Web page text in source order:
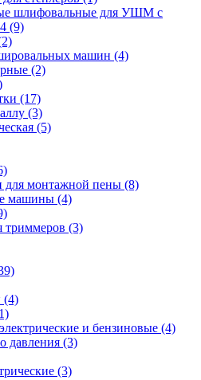
шлифовальные для УШМ с
(9)
машин (4)
(2)
(17)
(3)
(5)
для монтажной пены (8)
машины (4)
триммеров (3)
(4)
и бензиновые (4)
давления (3)
(3)